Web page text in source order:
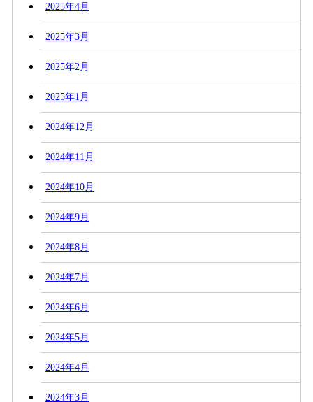
2025年4月
2025年3月
2025年2月
2025年1月
2024年12月
2024年11月
2024年10月
2024年9月
2024年8月
2024年7月
2024年6月
2024年5月
2024年4月
2024年3月